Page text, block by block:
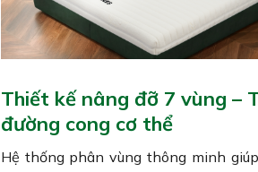
Thiết kế nâng đỡ 7 vùng –
đường cong cơ thể
Hệ thống phân vùng thông minh